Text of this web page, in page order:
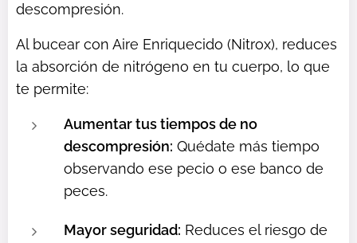
descompresión.
Al bucear con Aire Enriquecido (Nitrox), reduces
la absorción de nitrógeno en tu cuerpo, lo que
te permite:
Aumentar tus tiempos de no
descompresión: Quédate más tiempo
observando ese pecio o ese banco de
peces.
Mayor seguridad: Reduces el riesgo de